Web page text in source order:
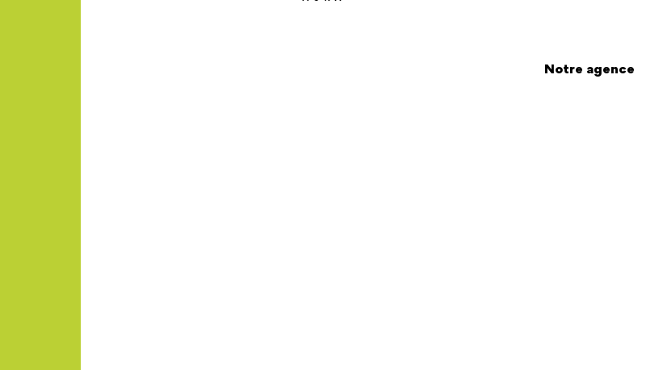
Notre agence